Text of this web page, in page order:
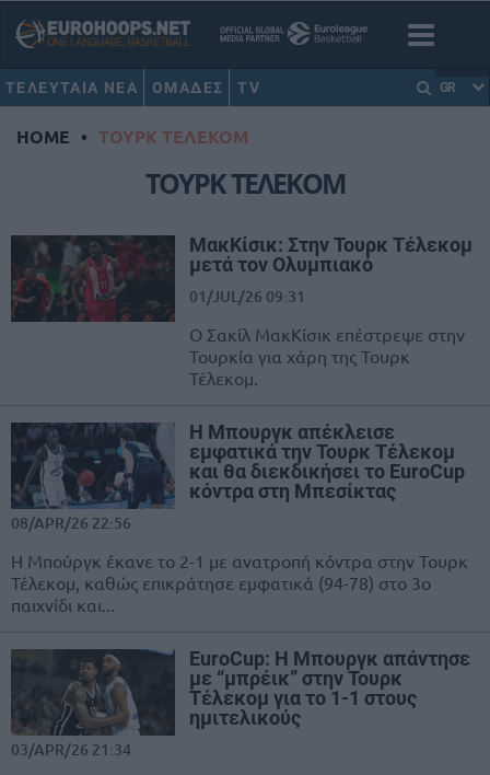
ΤΕΛΕΥΤΑΙΑ ΝΕΑ ΟΜΑΔΕΣ TV GR
HOME • ΤΟΥΡΚ ΤΕΛΕΚΟΜ
ΤΟΥΡΚ ΤΕΛΕΚΟΜ
ΜακΚίσικ: Στην Τουρκ Τέλεκομ
μετά τον Ολυμπιακό
01/JUL/26 09:31
Ο Σακίλ ΜακΚίσικ επέστρεψε στην
Τουρκία για χάρη της Τουρκ
Τέλεκομ.
H Μπουργκ απέκλεισε
εμφατικά την Τουρκ Τέλεκομ
και θα διεκδικήσει το EuroCup
κόντρα στη Μπεσίκτας
08/APR/26 22:56
Η Μπούργκ έκανε το 2-1 με ανατροπή κόντρα στην Τουρκ
Τέλεκομ, καθώς επικράτησε εμφατικά (94-78) στο 3ο
παιχνίδι και...
EuroCup: Η Μπουργκ απάντησε
με “μπρέικ” στην Τουρκ
Τέλεκομ για το 1-1 στους
ημιτελικούς
03/APR/26 21:34